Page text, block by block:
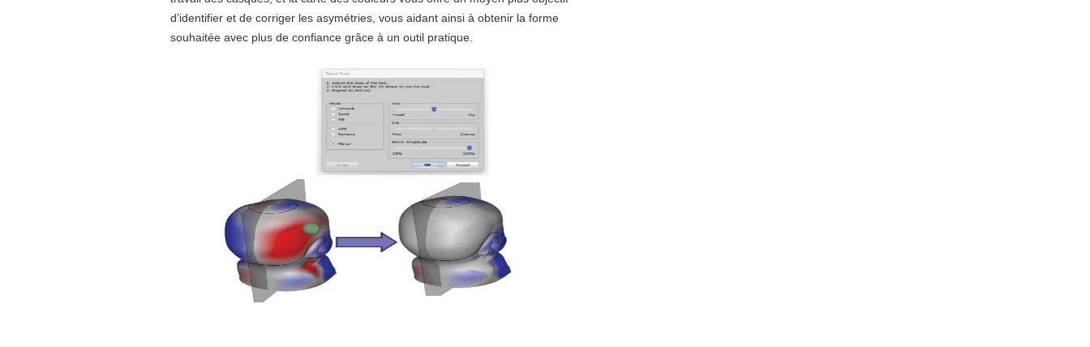
d’identifier et de corriger les asymétries, vous aidant ainsi à obtenir la forme
souhaitée avec plus de confiance grâce à un outil pratique.